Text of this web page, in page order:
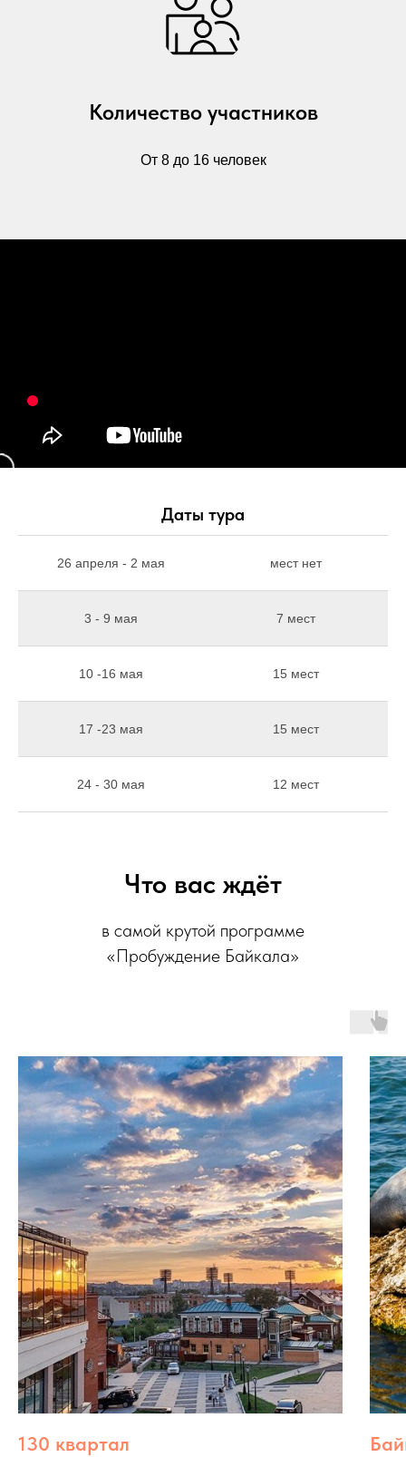
Количество участников
От 8 до 16 человек
Даты тура
26 апреля - 2 мая мест нет
3 - 9 мая 7 мест
10 -16 мая 15 мест
17 -23 мая 15 мест
24 - 30 мая 12 мест
Что вас ждёт
в самой крутой программе
«Пробуждение Байкала»
130 квартал